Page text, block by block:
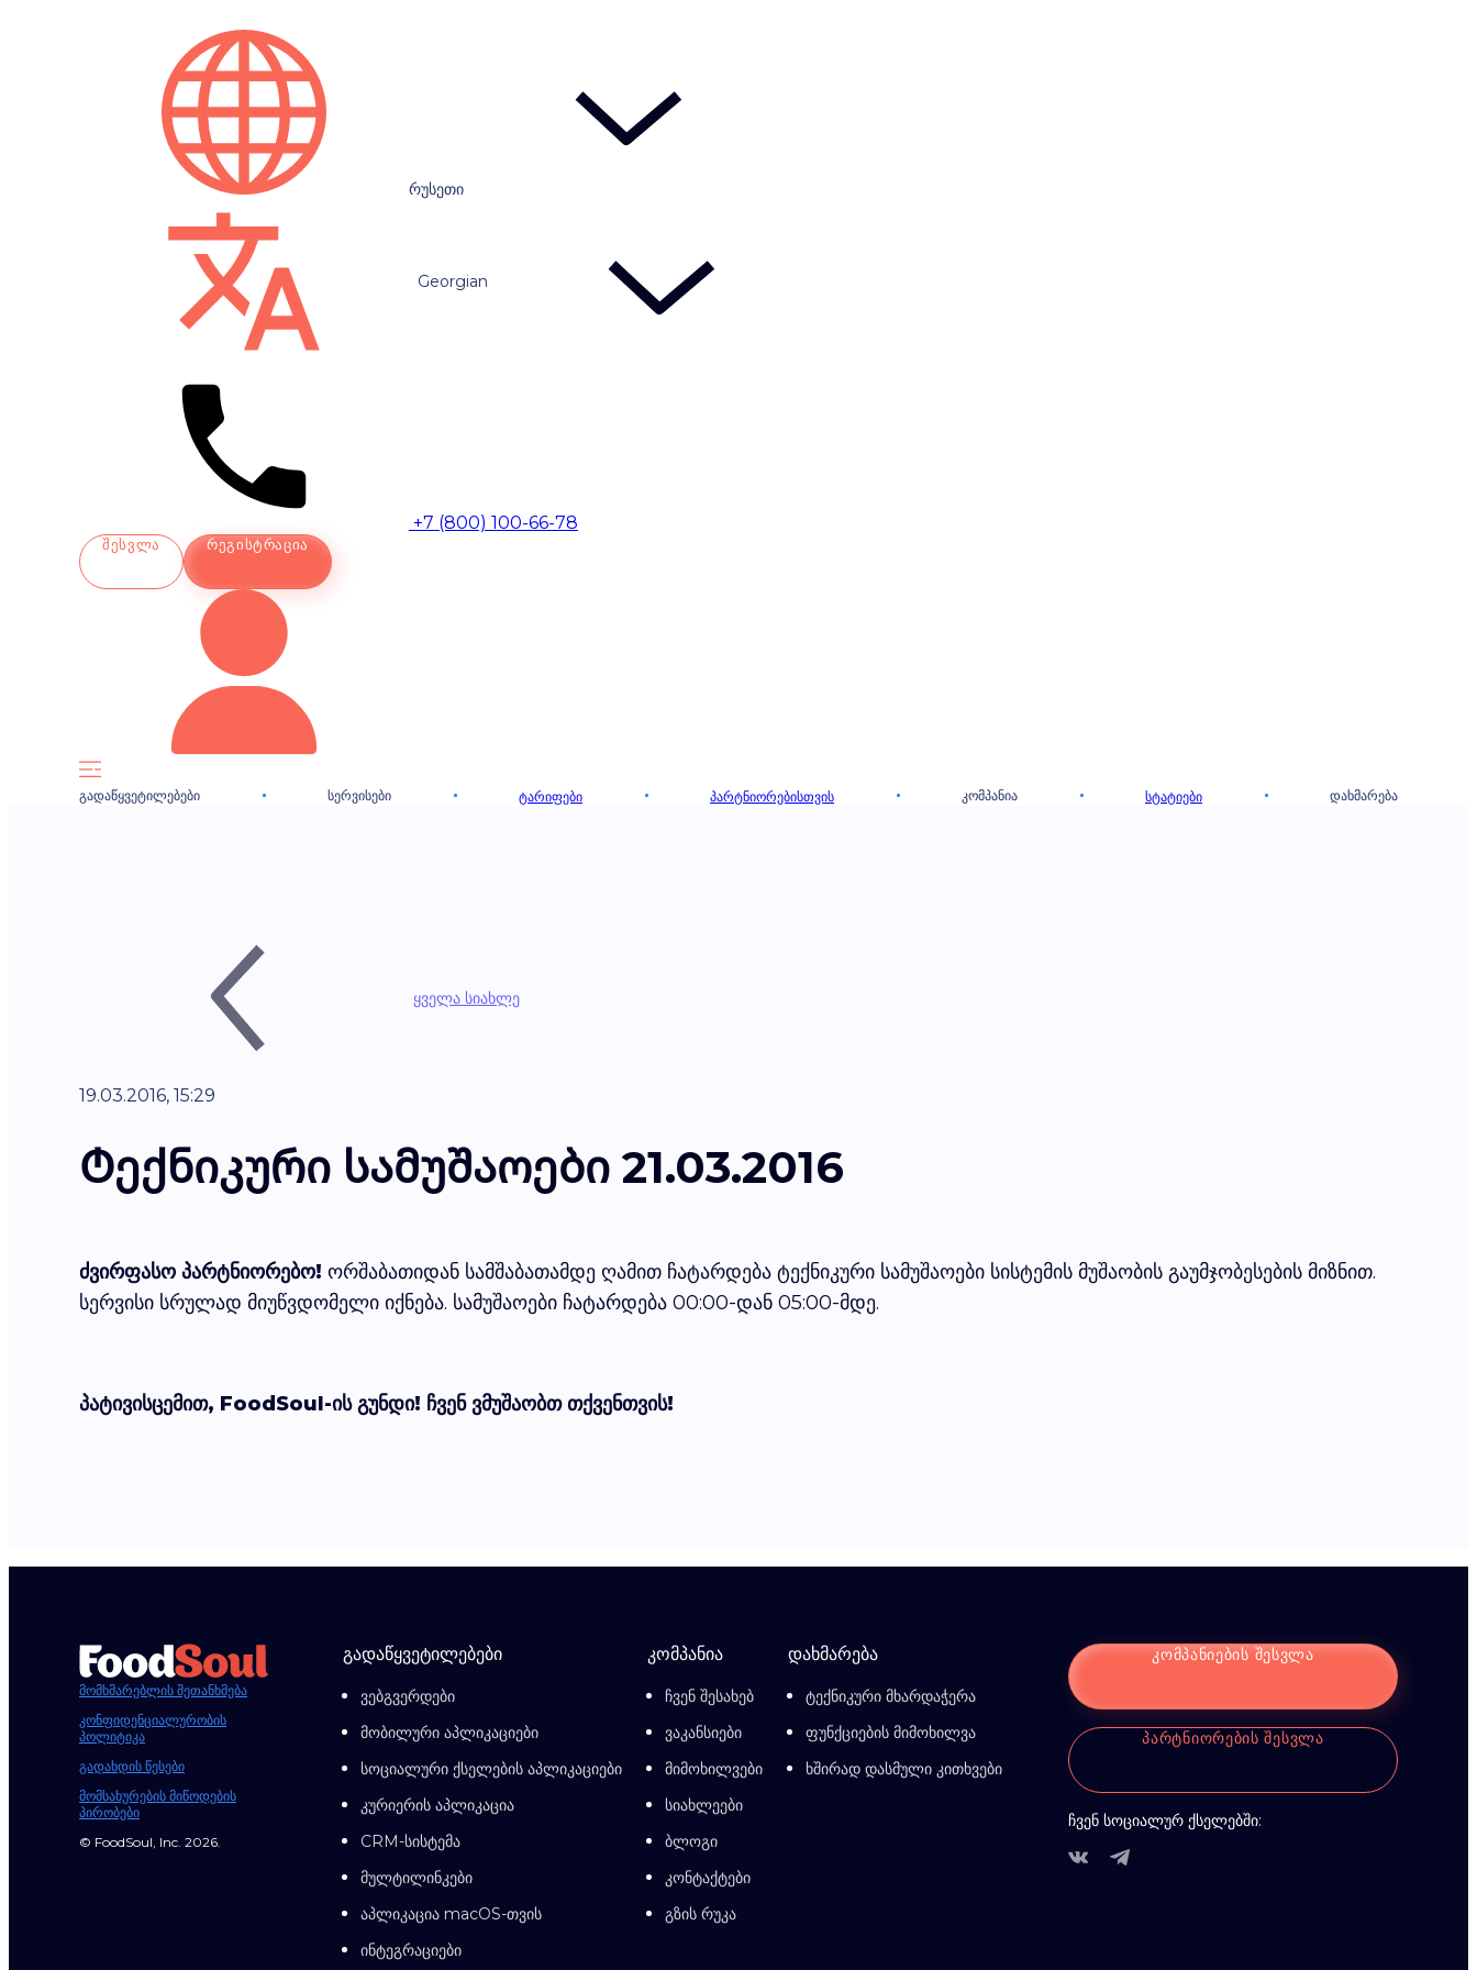
რუსეთი
Georgian
+7 (800) 100-66-78
ᲨᲔᲡᲕᲚᲐ ᲠᲔᲒᲘᲡᲢᲠᲐᲪᲘᲐ
ᲒᲐᲓᲐᲬᲧᲕᲔᲢᲘᲚᲔᲑᲔᲑᲘ ᲡᲔᲠᲕᲘᲡᲔᲑᲘ ᲢᲐᲠᲘᲤᲔᲑᲘ ᲞᲐᲠᲢᲜᲘᲝᲠᲔᲑᲘᲡᲗᲕᲘᲡ ᲙᲝᲛᲞᲐᲜᲘᲐ ᲡᲢᲐᲢᲘᲔᲑᲘ ᲓᲐᲮᲛᲐᲠᲔᲑᲐ
ყველა სიახლე
19.03.2016, 15:29
Ტექნიკური სამუშაოები 21.03.2016
ძვირფასო პარტნიორებო! ორშაბათიდან სამშაბათამდე ღამით ჩატარდება ტექნიკური სამუშაოები სისტემის მუშაობის გაუმჯობესების მიზნით.
სერვისი სრულად მიუწვდომელი იქნება. სამუშაოები ჩატარდება 00:00-დან 05:00-მდე.
პატივისცემით, FoodSoul-ის გუნდი! ჩვენ ვმუშაობთ თქვენთვის!
მომხმარებლის შეთანხმება
კონფიდენციალურობის
პოლიტიკა
გადახდის წესები
მომსახურების მიწოდების
პირობები
© FoodSoul, Inc. 2026.
გადაწყვეტილებები
ვებგვერდები
მობილური აპლიკაციები
სოციალური ქსელების აპლიკაციები
კურიერის აპლიკაცია
CRM-სისტემა
მულტილინკები
აპლიკაცია macOS-თვის
ინტეგრაციები
კომპანია
ჩვენ შესახებ
ვაკანსიები
მიმოხილვები
სიახლეები
ბლოგი
კონტაქტები
გზის რუკა
დახმარება
ტექნიკური მხარდაჭერა
ფუნქციების მიმოხილვა
ხშირად დასმული კითხვები
ᲙᲝᲛᲞᲐᲜᲘᲔᲑᲘᲡ ᲨᲔᲡᲕᲚᲐ
ᲞᲐᲠᲢᲜᲘᲝᲠᲔᲑᲘᲡ ᲨᲔᲡᲕᲚᲐ
ჩვენ სოციალურ ქსელებში: